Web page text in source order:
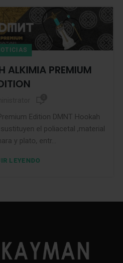
ALKIMIA PREMIUM
Edition DMNT Hookah
el poliacetal ,material
y plato, entr...
LEYENDO